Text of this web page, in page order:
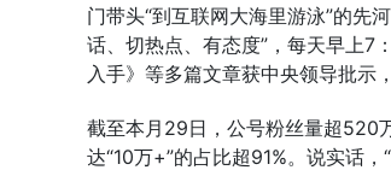
门带头“到互联网大海里游泳”的先
话、切热点、有态度”，每天早上7
入手》等多篇文章获中央领导批示
截至本月29日，公号粉丝量超520
达“10万+”的占比超91%。说实话